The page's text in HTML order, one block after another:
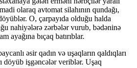
olaraq avtomat silahının qundağı,
O, çarpayıda olduğu halda
nahiyələrə zərbələr vurub, bədəninə
ayağına bıçaq batırıblar.
əsir qadın və uşaqların qaldıqları
döyüb işgəncələr veriblər. Uşaq